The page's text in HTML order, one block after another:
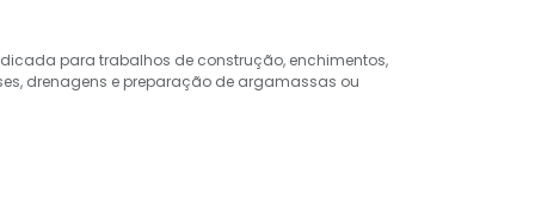
para trabalhos de construção, enchimentos,
drenagens e preparação de argamassas ou